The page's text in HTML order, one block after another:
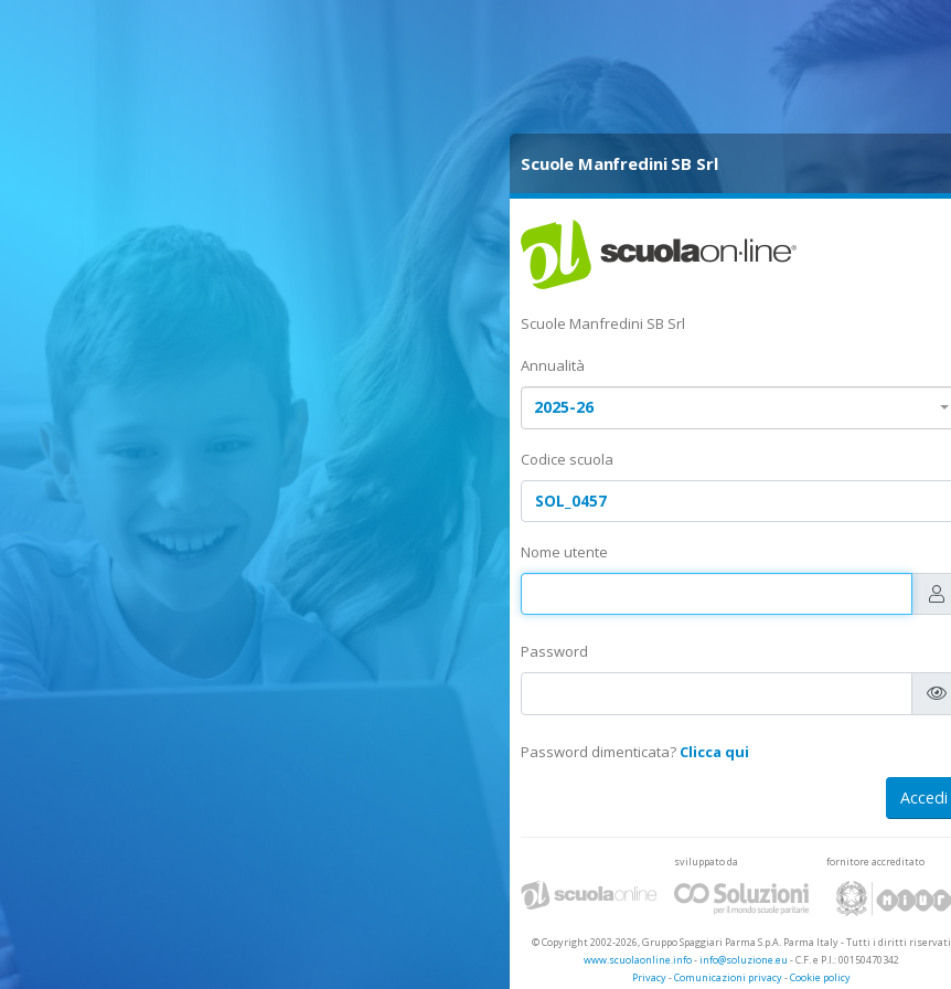
Scuole Manfredini SB Srl
Scuole Manfredini SB Srl
Annualità
2025-26
Codice scuola
Nome utente
Password
Password dimenticata? Clicca qui
sviluppato da fornitore accreditato
© Copyright 2002-2026, Gruppo Spaggiari Parma S.p.A. Parma Italy-Tutti i diritti riservati
www.scuolaonline.info-info@soluzione.eu - C.F. e P.I.: 00150470342
Privacy-Comunicazioni privacy-Cookie policy